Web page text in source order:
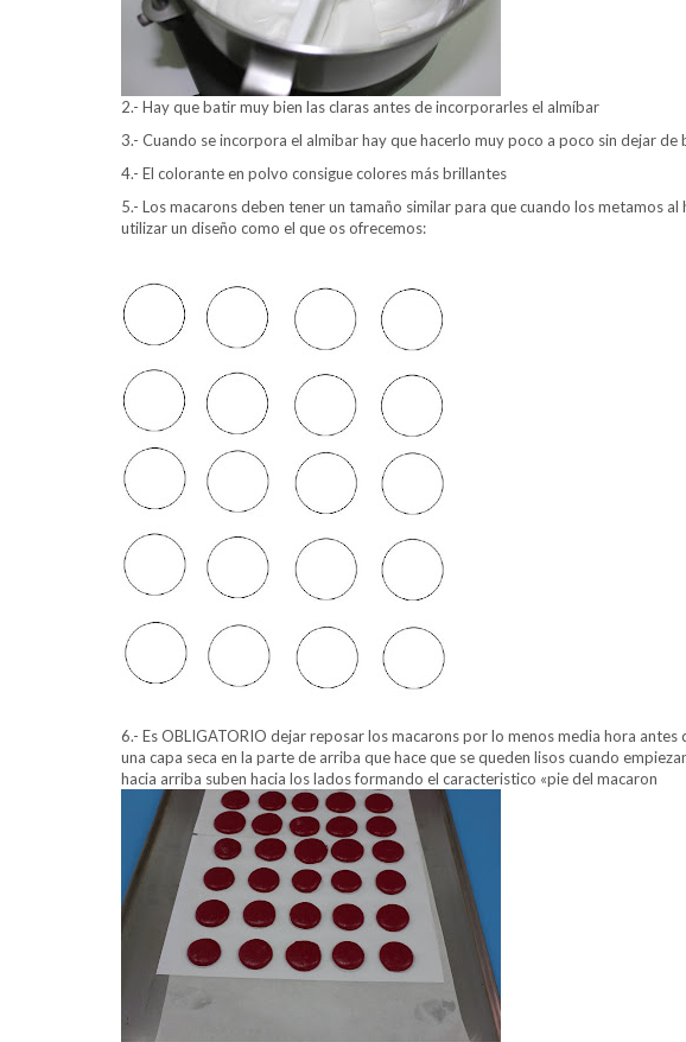
2.- Hay que batir muy bien las claras antes de incorporarles el almíbar
3.- Cuando se incorpora el almibar hay que hacerlo muy poco a poco sin dejar de
4.- El colorante en polvo consigue colores más brillantes
5.- Los macarons deben tener un tamaño similar para que cuando los metamos al
utilizar un diseño como el que os ofrecemos:
6.- Es OBLIGATORIO dejar reposar los macarons por lo menos media hora
una capa seca en la parte de arriba que hace que se queden lisos cuando
hacia arriba suben hacia los lados formando el caracteristico «pie del macaron